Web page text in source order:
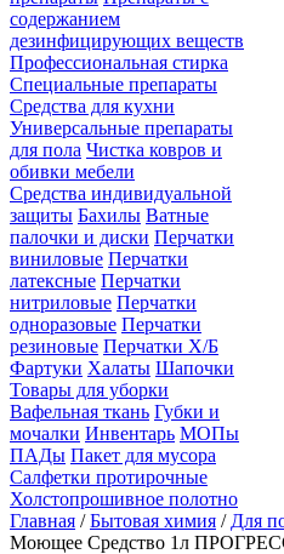
содержанием
дезинфицирующих веществ
Профессиональная стирка
Специальные препараты
Средства для кухни
Универсальные препараты
для пола Чистка ковров и
обивки мебели
Средства индивидуальной
защиты Бахилы Ватные
палочки и диски Перчатки
виниловые Перчатки
латексные Перчатки
нитриловые Перчатки
одноразовые Перчатки
резиновые Перчатки Х/Б
Фартуки Халаты Шапочки
Товары для уборки
Вафельная ткань Губки и
мочалки Инвентарь МОПы
ПАДы Пакет для мусора
Салфетки протирочные
Холстопрошивное полотно
Главная /Бытовая химия / Для
Моющее Средство 1л